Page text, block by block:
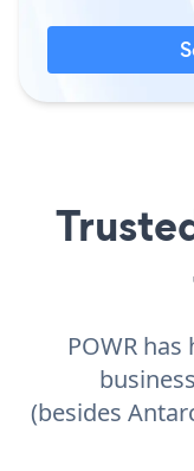
POWR
(besides